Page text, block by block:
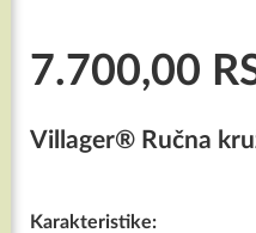
7.700,00
Villager® Ručna
Karakteristike: